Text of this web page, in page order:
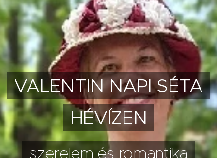
VALENTIN NAPI SÉTA
HÉVÍZEN
szerelem és romantika